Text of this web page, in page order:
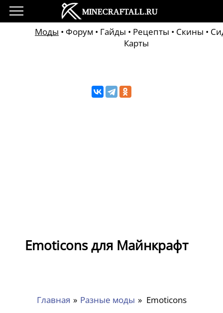
Моды • Форум • Гайды • Рецепты • Скины •
Карты
Emoticons для Майнкрафт
Главная » Разные моды » Emoticons